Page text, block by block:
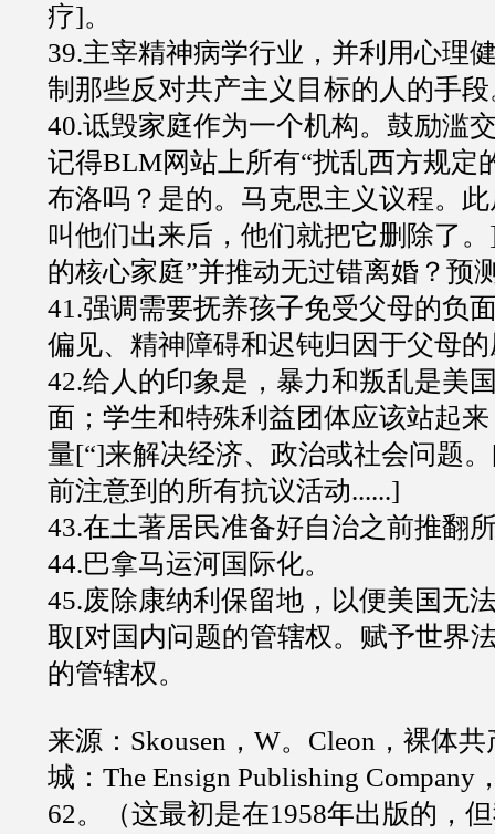
疗]。
39.主宰精神病学行业，并利用心理
制那些反对共产主义目标的人的手
40.诋毁家庭作为一个机构。鼓励滥
记得BLM网站上所有“扰乱西方规定
布洛吗？是的。马克思主义议程。
叫他们出来后，他们就把它删除了
的核心家庭”并推动无过错离婚？预
41.强调需要抚养孩子免受父母的负
偏见、精神障碍和迟钝归因于父母
42.给人的印象是，暴力和叛乱是美
面；学生和特殊利益团体应该站起
量[“]来解决经济、政治或社会问题
前注意到的所有抗议活动......]
43.在土著居民准备好自治之前推翻
44.巴拿马运河国际化。
45.废除康纳利保留地，以便美国无
取[对国内问题的管辖权。赋予世界
的管辖权。
来源：Skousen，W。Cleon，裸体
城：The Ensign Publishing Company
62。（这最初是在1958年出版的，